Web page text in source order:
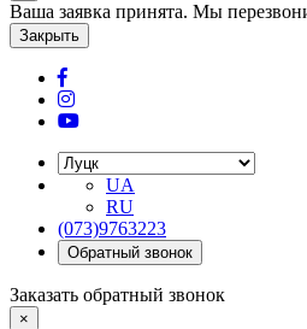
Ваша заявка принята. Мы
Закрыть
UA
RU
(073)9763223
Обратный звонок
Заказать обратный звонок
×